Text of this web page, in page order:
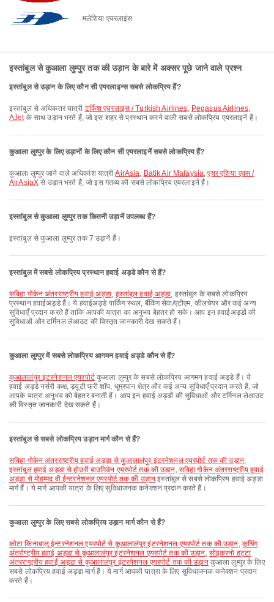
मलेशिया एयरलाइंस
इस्तांबुल से कुआला लुम्पुर तक की उड़ान के बारे में अक्सर पूछे जाने वाले प्रश्न
इस्तांबुल से उड़ान के लिए कौन सी एयरलाइन्स सबसे लोकप्रिय हैं?
इस्तांबुल से अधिकतर यात्री टर्किश एयरलाइंस / Turkish Airlines, Pegasus Airlines,
AJetके साथ उड़ान भरते हैं, जो इस शहर से प्रस्थान करने वाली सबसे लोकप्रिय एयरलाइनें हैं।
कुआला लुम्पुर के लिए उड़ानों के लिए कौन सी एयरलाइनें सबसे लोकप्रिय हैं?
कुआला लुम्पुर जाने वाले अधिकांश यात्रीAirAsia, Batik Air Malaysia,एयर एशिया एक्स /
AirAsiaX से उड़ान भरते हैं, जो इस गंतव्य की सबसे लोकप्रिय एयरलाइनें हैं।
इस्तांबुल से कुआला लुम्पुर तक कितनी उड़ानें उपलब्ध हैं?
इस्तांबुल से कुआला लुम्पुर तक 7 उड़ानें हैं।
इस्तांबुल में सबसे लोकप्रिय प्रस्थान हवाई अड्डे कौन से हैं?
सबिहा गोकेन अंतरराष्ट्रीय हवाई अड्डा, इस्तांबुल हवाई अड्डा, इस्तांबुल के सबसे लोकप्रिय
प्रस्थान हवाईअड्डे हैं। ये हवाईअड्डे पार्किंग स्थल, बैंकिंग सेवा/एटीएम, व्हीलचेयर और कई अन्य
सुविधाएँ प्रदान करते हैं ताकि आपकी यात्रा का अनुभव बेहतर हो सके। आप इन हवाईअड्डों की
सुविधाओं और टर्मिनल लेआउट की विस्तृत जानकारी देख सकते हैं।
कुआला लुम्पुर में सबसे लोकप्रिय आगमन हवाई अड्डे कौन से हैं?
कुआलालंपुर इंटरनेशनल एयरपोर्टकुआला लुम्पुर के सबसे लोकप्रिय आगमन हवाई अड्डे हैं। ये
हवाई अड्डे नर्सरी कक्ष, ड्यूटी फ्री शॉप, धूम्रपान क्षेत्र और कई अन्य सुविधाएँ प्रदान करते हैं, जो
आपके यात्रा अनुभव को बेहतर बनाती हैं। आप इन हवाई अड्डों की सुविधाओं और टर्मिनल लेआउट
की विस्तृत जानकारी देख सकते हैं।
इस्तांबुल से सबसे लोकप्रिय उड़ान मार्ग कौन से हैं?
सबिहा गोकेन अंतरराष्ट्रीय हवाई अड्डा से कुआलालंपुर इंटरनेशनल एयरपोर्ट तक की उड़ान,
इस्तांबुल हवाई अड्डा से होउरी बाउमिडेन एयरपोर्ट तक की उड़ान, सबिहा गोकेन अंतरराष्ट्रीय हवाई
अड्डा से मोहम्मद वी ईन्टरनेशनल एयरपोर्ट तक की उड़ान इस्तांबुल से सबसे लोकप्रिय हवाई अड्डा
मार्ग हैं। ये मार्ग आपकी यात्रा के लिए सुविधाजनक कनेक्शन प्रदान करते हैं।
कुआला लुम्पुर के लिए सबसे लोकप्रिय उड़ान मार्ग कौन से हैं?
कोटा किनाबालु ईन्टरनेशनल एयरपोर्ट से कुआलालंपुर इंटरनेशनल एयरपोर्ट तक की उड़ान, कुचिंग
अंतर्राष्ट्रीय हवाई अड्डा से कुआलालंपुर इंटरनेशनल एयरपोर्ट तक की उड़ान, सोइकरनो हट्टा
अंतरराष्ट्रीय हवाई अड्डा से कुआलालंपुर इंटरनेशनल एयरपोर्ट तक की उड़ानकुआला लुम्पुर के लिए
सबसे लोकप्रिय हवाई अड्डा मार्ग हैं। ये मार्ग आपकी यात्रा के लिए सुविधाजनक कनेक्शन प्रदान
करते हैं।